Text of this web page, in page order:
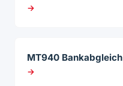
→
MT940 Bankabgleich
→